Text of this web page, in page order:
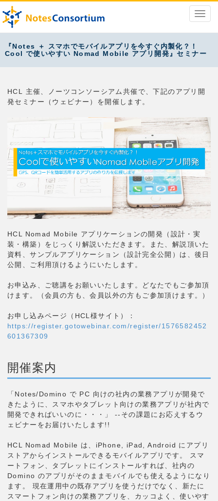
『Notes ＋ スマホでモバイルアプリを今すぐ内製化？！
Cool で使いやすい Nomad Mobile アプリ開発』セミナー
HCL 主催、ノーツコンソーシアム共催で、下記のアプリ開
発セミナー（ウェビナー）を開催します。
HCL Nomad Mobile アプリケーションの開発（設計・実
装・構築）をじっくり解説いただきます。また、解説頂いた
資料、サンプルアプリケーション（設計完全公開）は、後日
公開、ご利用頂けるようにいたします。
お申込み、ご聴講をお願いいたします。どなたでもご参加頂
けます。（会員の方も、会員以外の方もご参加頂けます。）
お申し込みページ（HCL様サイト）：
https://register.gotowebinar.com/register/1576582452
601367309
開催案内
「Notes/Domino で PC 向けの社内の業務アプリが開発で
きたように、スマホやタブレット向けの業務アプリが社内で
開発できればいいのに・・・」 --その課題にお応えするウ
ェビナーをお届けいたします!!
HCL Nomad Mobile は、iPhone, iPad, Android にアプリ
ストアからインストールできるモバイルアプリです。 スマ
ートフォン、タブレットにインストールすれば、社内の
Domino のアプリがそのままモバイルでも使えるようになり
ます。 現在運用中の既存アプリを使うだけでなく、新たに
スマートフォン向けの業務アプリを、カッコよく、使いやす